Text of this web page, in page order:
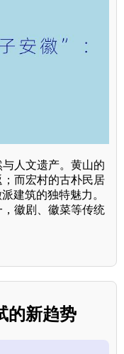
人文遗产。黄山的
而宏村的古朴民居
建筑的独特魅力。
徽剧、徽菜等传统
的新趋势